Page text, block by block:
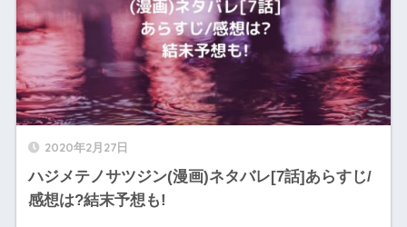
2020年2月27日
ハジメテノサツジン(漫画)ネタバレ[7話]あらすじ/
感想は?結末予想も!